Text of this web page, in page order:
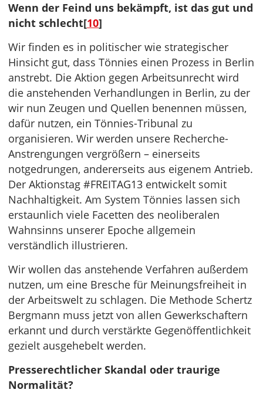
Wenn der Feind uns bekämpft, ist das gut und
nicht schlecht[10]
Wir finden es in politischer wie strategischer
Hinsicht gut, dass Tönnies einen Prozess in Berlin
anstrebt. Die Aktion gegen Arbeitsunrecht wird
die anstehenden Verhandlungen in Berlin, zu der
wir nun Zeugen und Quellen benennen müssen,
dafür nutzen, ein Tönnies-Tribunal zu
organisieren. Wir werden unsere Recherche-
Anstrengungen vergrößern – einerseits
notgedrungen, andererseits aus eigenem Antrieb.
Der Aktionstag #FREITAG13 entwickelt somit
Nachhaltigkeit. Am System Tönnies lassen sich
erstaunlich viele Facetten des neoliberalen
Wahnsinns unserer Epoche allgemein
verständlich illustrieren.
Wir wollen das anstehende Verfahren außerdem
nutzen, um eine Bresche für Meinungsfreiheit in
der Arbeitswelt zu schlagen. Die Methode Schertz
Bergmann muss jetzt von allen Gewerkschaftern
erkannt und durch verstärkte Gegenöffentlichkeit
gezielt ausgehebelt werden.
Presserechtlicher Skandal oder traurige
Normalität?